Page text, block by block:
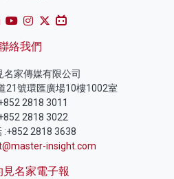
絡我們
名家傳媒有限公司
21號環匯廣場10樓1002室
2818 3011
2818 3022
:+852 2818 3638
insight.com
見名家電子報